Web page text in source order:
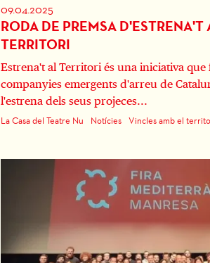
09.04.2025
RODA DE PREMSA D'ESTRENA'T
TERRITORI
Estrena't al Territori és una iniciativa que
companyies emergents d'arreu de
l'estrena dels seus projeces...
La Casa del Teatre Nu Notícies Vincles amb el